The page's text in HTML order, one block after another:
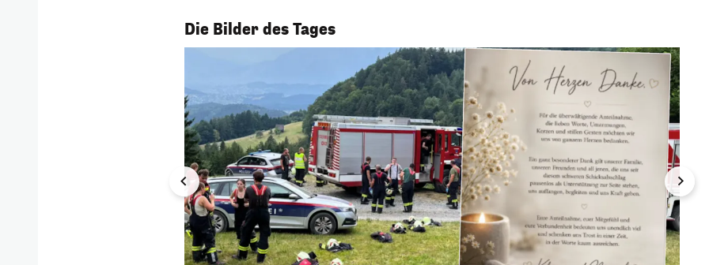
Die Bilder des Tages
1/56